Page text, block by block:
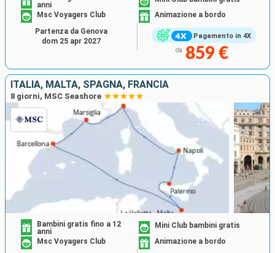
Pagamento in 4X
anni
Msc Voyagers Club
Animazione a bordo
da 859 €
Partenza da Genova
dom 25 apr 2027
ITALIA, MALTA, SPAGNA, FRANCIA
8 giorni, MSC Seashore
Bambini gratis fino a 12
anni
Mini Club bambini gratis
Msc Voyagers Club
Animazione a bordo